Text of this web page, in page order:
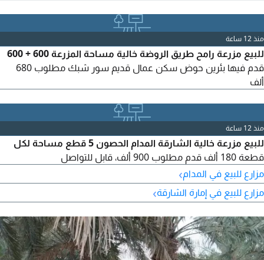
منذ 12 ساعة
للبيع مزرعة رامح طريق الروضة خالية مساحة المزرعة 600 + 600
قدم فيها بئرين حوض سكن عمال قديم سور شبك مطلوب 680
ألف
منذ 12 ساعة
للبيع مزرعة خالية الشارقة المدام الحصون 5 قطع مساحة لكل
قطعة 180 ألف قدم مطلوب 900 ألف، قابل للتواصل
مزارع للبيع في المدام›
مزارع للبيع في إمارة الشارقة›